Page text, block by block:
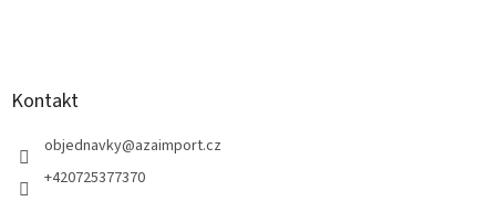
Kontakt
objednavky@azaimport.cz
+420725377370